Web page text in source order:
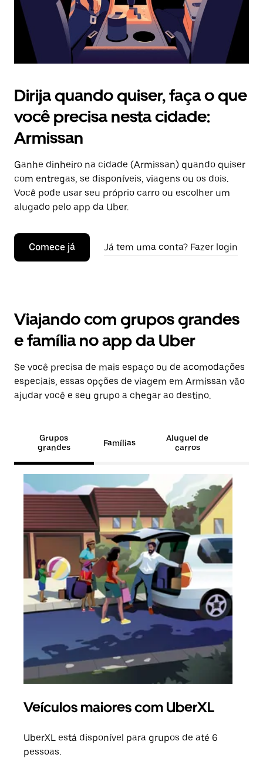
Dirija quando quiser, faça o que
você precisa nesta cidade:
Armissan
Ganhe dinheiro na cidade (Armissan) quando quiser
com entregas, se disponíveis, viagens ou os dois.
Você pode usar seu próprio carro ou escolher um
alugado pelo app da Uber.
Comece já Já tem uma conta? Fazer login
Viajando com grupos grandes
e família no app da Uber
Se você precisa de mais espaço ou de acomodações
especiais, essas opções de viagem em Armissan vão
ajudar você e seu grupo a chegar ao destino.
Grupos
grandes
Famílias
Aluguel de
carros
Veículos maiores com UberXL
UberXL está disponível para grupos de até 6
pessoas.